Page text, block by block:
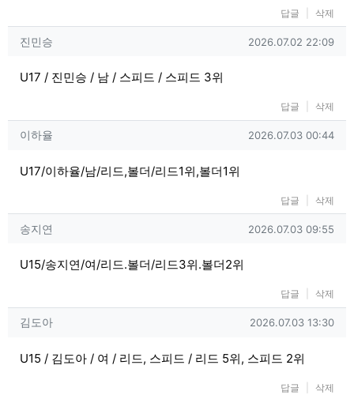
답글 삭제
진민승님의 댓글
진민승 작성일
2026.07.02 22:09
U17 / 진민승 / 남 / 스피드 / 스피드 3위
답글 삭제
이하율님의 댓글
이하율 작성일
2026.07.03 00:44
U17/이하율/남/리드,볼더/리드1위,볼더1위
답글 삭제
송지연님의 댓글
송지연 작성일
2026.07.03 09:55
U15/송지연/여/리드.볼더/리드3위.볼더2위
답글 삭제
김도아님의 댓글
김도아 작성일
2026.07.03 13:30
U15 / 김도아 / 여 / 리드, 스피드 / 리드 5위, 스피드 2위
답글 삭제